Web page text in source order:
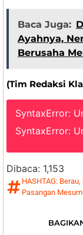
Baca Juga:
Ayahnya,
Berusaha
(Tim Redaksi
SyntaxError:
SyntaxError:
Dibaca: 1,153
HASHTAG: Berau,
Pasangan